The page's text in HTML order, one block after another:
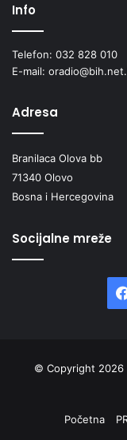
Info
Telefon: 032 828 010
E-mail:
Adresa
Branilaca Olova bb
71340 Olovo
Bosna i Hercegovina
Socijalne mreže
© Copyright 2026
Početna